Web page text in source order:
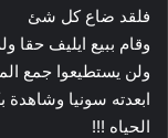
فلقد ضاع كل شئ
وقام ببيع ايليف حقا
ولن يستطيعوا جمع
ابعدته سونيا
الحياه !!!